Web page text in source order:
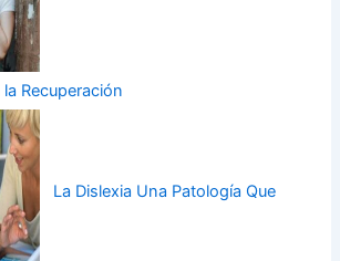
Recuperación
La Dislexia Una Patología Que